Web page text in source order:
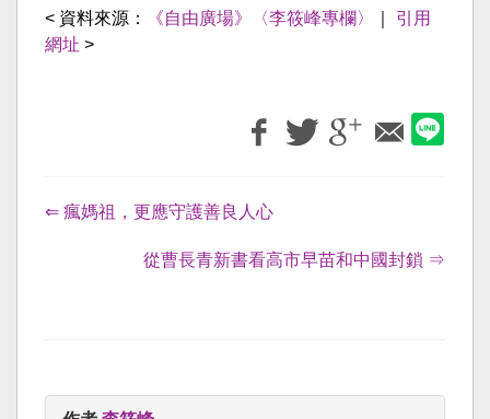
< 資料來源： 《自由廣場》〈李筱峰專欄〉
引用
網址 >
⇐ 瘋媽祖，更應守護善良人心
從曹長青新書看高市早苗和中國封鎖 ⇒